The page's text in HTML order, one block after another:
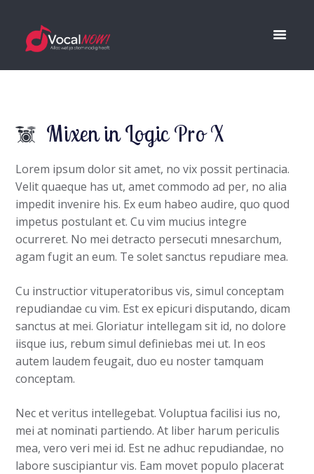
Mixen in Logic Pro X
Lorem ipsum dolor sit amet, no vix possit pertinacia.
Velit quaeque has ut, amet commodo ad per, no alia
impedit invenire his. Ex eum habeo audire, quo quod
impetus postulant et. Cu vim mucius integre
ocurreret. No mei detracto persecuti mnesarchum,
agam fugit an eum. Te solet sanctus repudiare mea.
Cu instructior vituperatoribus vis, simul conceptam
repudiandae cu vim. Est ex epicuri disputando, dicam
sanctus at mei. Gloriatur intellegam sit id, no dolore
iisque ius, rebum simul definiebas mei ut. In eos
autem laudem feugait, duo eu noster tamquam
conceptam.
Nec et veritus intellegebat. Voluptua facilisi ius no,
mei at nominati partiendo. At liber harum periculis
mea, vero veri mei id. Est ne adhuc repudiandae, no
labore suscipiantur vis. Eam movet populo placerat